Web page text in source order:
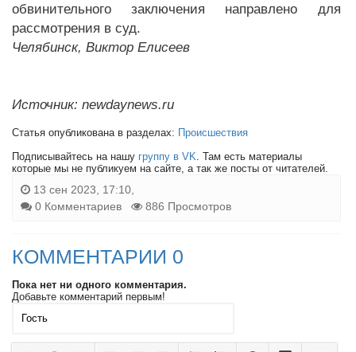
обвинительного заключения направлено для
рассмотрения в суд.
Челябинск, Виктор Елисеев
Источник: newdaynews.ru
Статья опубликована в разделах: Происшествия
Подписывайтесь на нашу группу в VK . Там есть материалы
которые мы не публикуем на сайте, а так же посты от читателей.
13 сен 2023, 17:10,
0 Комментариев
886 Просмотров
КОММЕНТАРИИ 0
Пока нет ни одного комментария.
Добавьте комментарий первым!